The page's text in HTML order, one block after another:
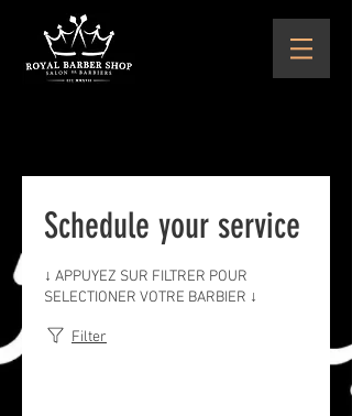
Schedule your service
↓ APPUYEZ SUR FILTRER POUR
SELECTIONER VOTRE BARBIER ↓
Filter